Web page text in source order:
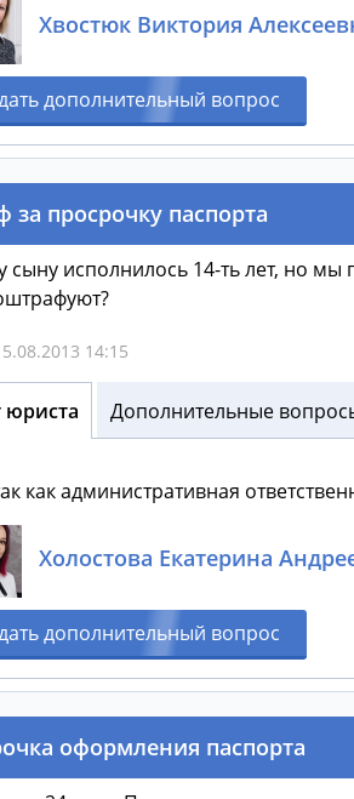
Хвостюк Виктория
дополнительный вопрос
за просрочку паспорта
исполнилось 14-ть лет, но мы
14:15
юриста Дополнительные
как административная
Холостова Екатерина
дополнительный вопрос
оформления паспорта